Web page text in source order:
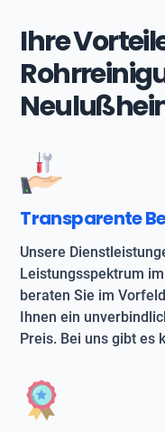
Ihre
Transparente
Unsere
Leistungsspektrum
beraten Sie im
Ihnen ein
Preis. Bei uns gibt es